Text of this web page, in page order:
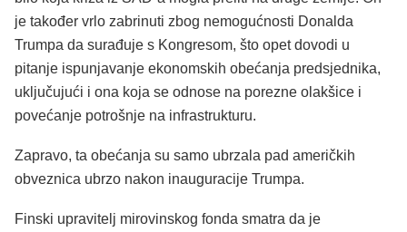
je također vrlo zabrinuti zbog nemogućnosti Donalda
Trumpa da surađuje s Kongresom, što opet dovodi u
pitanje ispunjavanje ekonomskih obećanja predsjednika,
uključujući i ona koja se odnose na porezne olakšice i
povećanje potrošnje na infrastrukturu.
Zapravo, ta obećanja su samo ubrzala pad američkih
obveznica ubrzo nakon inauguracije Trumpa.
Finski upravitelj mirovinskog fonda smatra da je